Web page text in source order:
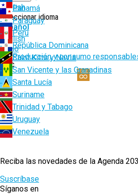
Panamá
Paraguay
Perú
República Dominicana
Saint Kitts y Nevis
San Vicente y las Granadinas
Santa Lucía
Suriname
Trinidad y Tabago
Uruguay
Venezuela
English
Seleccionar idioma
Español
English
Ruta
de
navegación
Inicio
12. Producción y consumo
12.c
Reciba las novedades de la Agenda
Suscríbase
Síganos en